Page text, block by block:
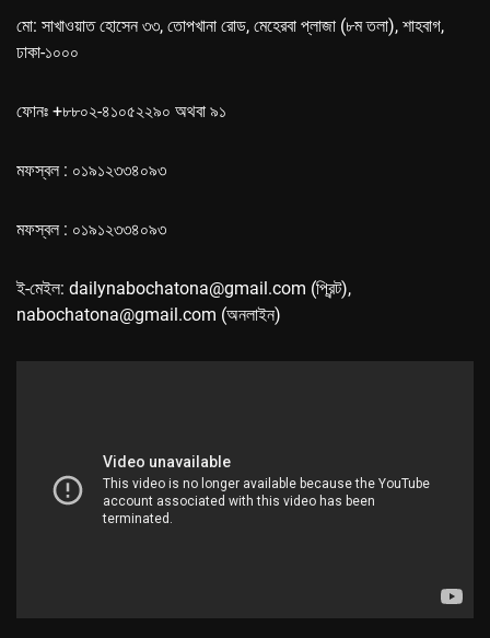
মো: সাখাওয়াত হোসেন ৩৩, তোপখানা রোড, মেহেরবা প্লাজা (৮ম তলা), শাহবাগ,
ঢাকা-১০০০
ফোনঃ +৮৮০২-৪১০৫২২৯০ অথবা ৯১
মফস্বল : ০১৯১২৩৩৪০৯৩
মফস্বল : ০১৯১২৩৩৪০৯৩
ই-মেইল: dailynabochatona@gmail.com (প্রিন্ট),
nabochatona@gmail.com (অনলাইন)